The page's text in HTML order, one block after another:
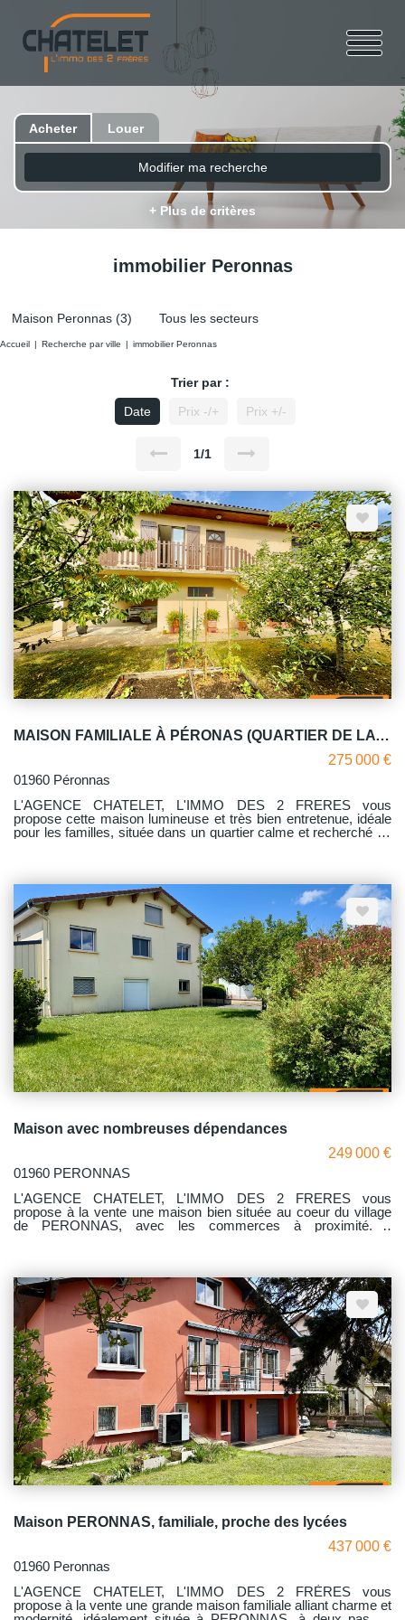
Acheter Louer
Modifier ma recherche
+ Plus de critères
immobilier Peronnas
Maison Peronnas (3) Tous les secteurs
Accueil Recherche par ville immobilier Peronnas
Trier par :
Date
Prix -/+ Prix +/-
1/1
MAISON FAMILIALE À PÉRONAS (QUARTIER DE LA CORRERIE) PROCHE LYCÉES DE BOURG-EN-BRESSE
275 000 €
01960 Péronnas
L'AGENCE CHATELET, L'IMMO DES 2 FRERES vous
propose cette maison lumineuse et très bien entretenue, idéale
pour les familles, située dans un quartier calme et recherché de
Accès rapide aux lycées de Bourg-en-Bresse et aux
commodités. - Jardin clos, arboré et sécurisé avec portail
motorisé pour une intimité totale. * Pièces principales : - Salon-
séjour spacieux de 32 m² - Cuisine équipée (2017) avec
espaces de rangement optimisés. - 4 chambres ( + une 5ème
chambre au rez-de-chaussée à finaliser). - Salle d'eau récente
et actuelle * Dépendances : - Garage double de 37 m² (2
voitures). - Atelier de 26 m² (idéal pour bricolage). - Cellier 12 m²
(6° chambre possible) * Travaux récents : - Zinguerie (2020) -
Muret de clôture (2021) - Poêle à granulés (2022) Économies
d'énergie et confort assurés ! - Volets (2023) - Cuisine (2017)
Maison avec nombreuses dépendances
249 000 €
01960 PERONNAS
L'AGENCE CHATELET, L'IMMO DES 2 FRERES vous
propose à la vente une maison bien située au coeur du village
de PERONNAS, avec les commerces à proximité. *
m² une véranda spacieuse, un salon-séjour, une cuisine, trois
chambres, une salle de bains, des toilettes - Deux autres
dépendances, de 48 et 39 m², idéal pour un artisan ou pour un
bricoleur. * Les plus : - Menuiseries en double vitrage PVC -
Chauffage au gaz de ville installation compatible pompe à
chaleur - Toiture refaite en 2016 + 40 cm de laine de roche en
2022 - Emplacement très calme
Maison PERONNAS, familiale, proche des lycées
437 000 €
01960 Peronnas
L'AGENCE CHATELET, L'IMMO DES 2 FRÈRES vous
propose à la vente une grande maison familiale alliant charme et